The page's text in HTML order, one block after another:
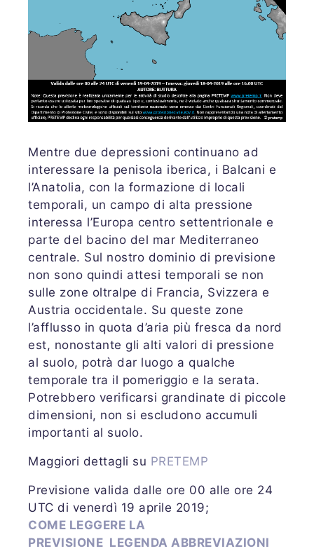
Mentre due depressioni continuano ad
interessare la penisola iberica, i Balcani e
l’Anatolia, con la formazione di locali
temporali, un campo di alta pressione
interessa l’Europa centro settentrionale e
parte del bacino del mar Mediterraneo
centrale. Sul nostro dominio di previsione
non sono quindi attesi temporali se non
sulle zone oltralpe di Francia, Svizzera e
Austria occidentale. Su queste zone
l’afflusso in quota d’aria più fresca da nord
est, nonostante gli alti valori di pressione
al suolo, potrà dar luogo a qualche
temporale tra il pomeriggio e la serata.
Potrebbero verificarsi grandinate di piccole
dimensioni, non si escludono accumuli
importanti al suolo.
Maggiori dettagli su PRETEMP
Previsione valida dalle ore 00 alle ore 24
UTC di venerdì 19 aprile 2019;
COME LEGGERE LA
PREVISIONE LEGENDA ABBREVIAZIONI